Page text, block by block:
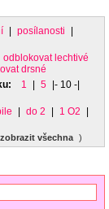
posílanosti
odblokovat lechtivé
drsné
1 5
|- 10 -|
do 2 1 O2
zobrazit všechna )